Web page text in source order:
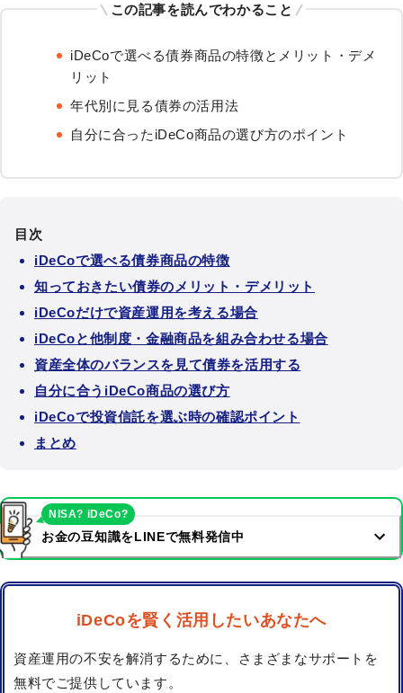
この記事を読んでわかること
iDeCoで選べる債券商品の特徴とメリット・デメ
リット
年代別に見る債券の活用法
自分に合ったiDeCo商品の選び方のポイント
目次
iDeCoで選べる債券商品の特徴
知っておきたい債券のメリット・デメリット
iDeCoだけで資産運用を考える場合
iDeCoと他制度・金融商品を組み合わせる場合
資産全体のバランスを見て債券を活用する
自分に合うiDeCo商品の選び方
iDeCoで投資信託を選ぶ時の確認ポイント
まとめ
お金の豆知識をLINEで無料発信中
NISA? iDeCo?
iDeCoを賢く活用したいあなたへ
資産運用の不安を解消するために、さまざまなサポートを
無料でご提供しています。